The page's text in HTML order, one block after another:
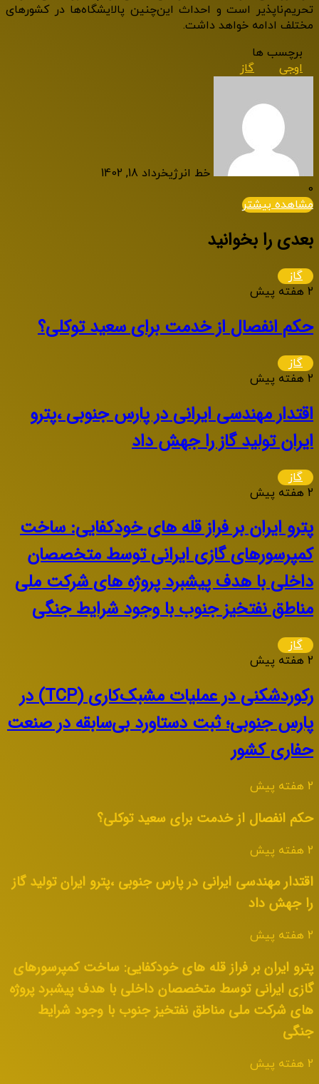
تحریم‌ناپذیر است و احداث این‌چنین پالایشگاه‌ها در کشورهای
مختلف ادامه خواهد داشت.
برچسب ها
اوجی
گاز
خط انرژیخرداد 18, 1402
0
مشاهده بیشتر
بعدی را بخوانید
گاز
2 هفته پیش
حکم انفصال از خدمت برای سعید توکلی؟
گاز
2 هفته پیش
اقتدار مهندسی ایرانی در پارس جنوبی ،پترو
ایران تولید گاز را جهش داد
گاز
2 هفته پیش
پترو ایران بر فراز قله های خودکفایی: ساخت
کمپرسورهای گازی ایرانی توسط متخصصان
داخلی با هدف پیشبرد پروژه های شرکت ملی
مناطق نفتخیز جنوب با وجود شرایط جنگی
گاز
2 هفته پیش
رکوردشکنی در عملیات مشبک‌کاری (TCP) در
پارس جنوبی؛ ثبت دستاورد بی‌سابقه در صنعت
حفاری کشور
2 هفته پیش
حکم انفصال از خدمت برای سعید توکلی؟
2 هفته پیش
اقتدار مهندسی ایرانی در پارس جنوبی ،پترو ایران تولید گاز
را جهش داد
2 هفته پیش
پترو ایران بر فراز قله های خودکفایی: ساخت کمپرسورهای
گازی ایرانی توسط متخصصان داخلی با هدف پیشبرد پروژه
های شرکت ملی مناطق نفتخیز جنوب با وجود شرایط
جنگی
2 هفته پیش